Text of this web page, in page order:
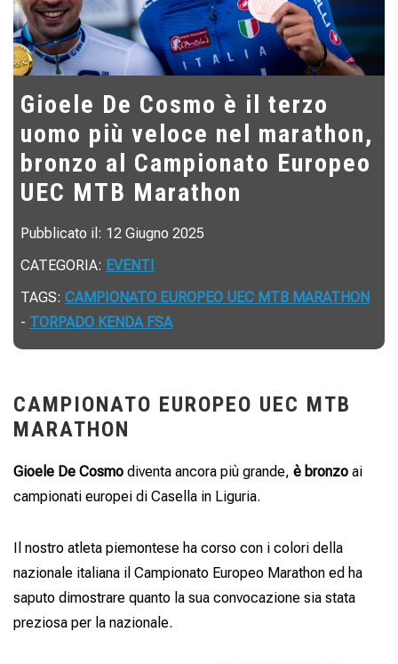
Gioele De Cosmo è il terzo
uomo più veloce nel marathon,
bronzo al Campionato Europeo
UEC MTB Marathon
Pubblicato il: 12 Giugno 2025
CATEGORIA: EVENTI
TAGS: CAMPIONATO EUROPEO UEC MTB MARATHON
- TORPADO KENDA FSA
CAMPIONATO EUROPEO UEC MTB
MARATHON
Gioele De Cosmo diventa ancora più grande, è bronzo ai
campionati europei di Casella in Liguria.
Il nostro atleta piemontese ha corso con i colori della
nazionale italiana il Campionato Europeo Marathon ed ha
saputo dimostrare quanto la sua convocazione sia stata
preziosa per la nazionale.